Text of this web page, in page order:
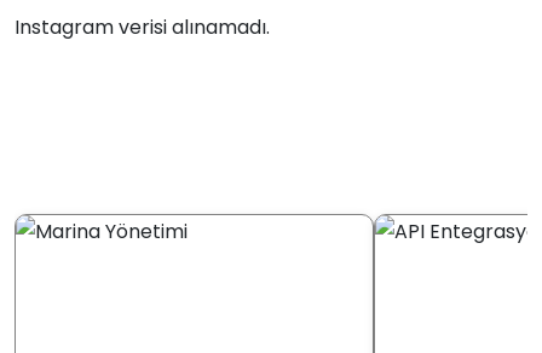
Instagram verisi alınamadı.